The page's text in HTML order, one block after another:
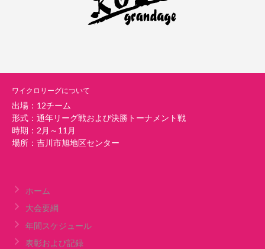
ワイクロリーグについて
出場：12チーム
形式：通年リーグ戦および決勝トーナメント戦
時期：2月～11月
場所：吉川市旭地区センター
ホーム
大会要綱
年間スケジュール
表彰および記録